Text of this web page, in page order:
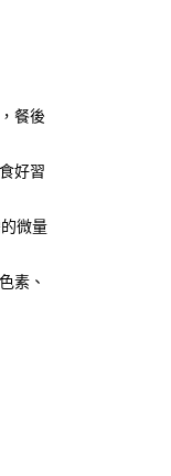
。
交易
即
餐後
好習
微量
素、